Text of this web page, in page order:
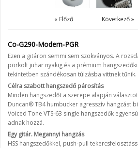
« Előző Következő »
Co-G290-Modern-PGR
Ezen a gitáron semmi sem szokványos. A
pörkölt juhar nyakig és a prémium
tekintetben szándékosan túlzásba vittnek tűnik.
Célra szabott hangszedő párosítás
Minden hangszedőt a szerepe alapján
Duncan® TB4 humbucker agresszív hangzást
Voiced Tone VTS-63 single hangszedők
adnak hozzá.
Egy gitár. Megannyi hangzás
HSS hangszedőkkel, push-pull